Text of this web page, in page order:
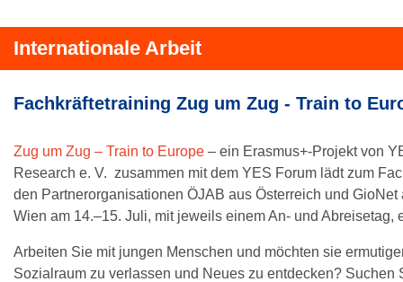
Internationale Arbeit
Fachkräftetraining Zug um Zug - Train to
Zug um Zug – Train to Europe – ein Erasmus+-Projekt von
Research e. V. zusammen mit dem YES Forum lädt zum
den Partnerorganisationen ÖJAB aus Österreich und GioNet
Wien am 14.–15. Juli, mit jeweils einem An- und Abreisetag,
Arbeiten Sie mit jungen Menschen und möchten sie
Sozialraum zu verlassen und Neues zu entdecken? Suchen